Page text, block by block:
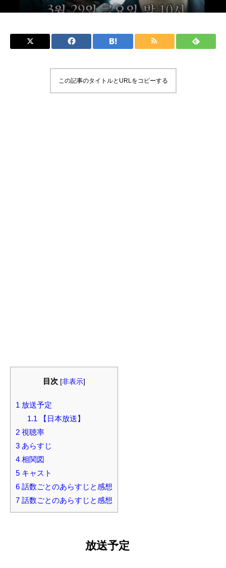
この記事のタイトルとURLをコピーする
目次 [非表示]
1 放送予定
1.1 【日本放送】
2 視聴率
3 あらすじ
4 相関図
5 キャスト
6 話数ごとのあらすじと感想
7 話数ごとのあらすじと感想
放送予定